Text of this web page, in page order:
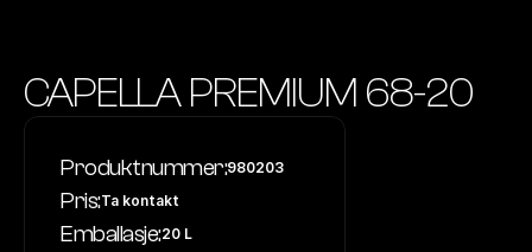
Våre Produkter
Om Selskapet
Kontakt oss
CAPELLA PREMIUM 68-20
Produktnummer:980203
Pris:Ta kontakt
Emballasje:20 L